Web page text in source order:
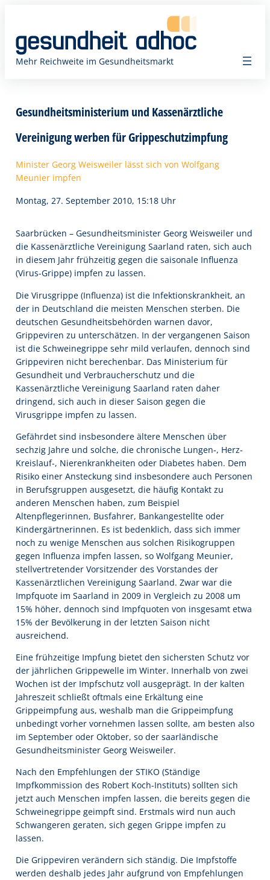
springen
Mehr Reichweite im Gesundheitsmarkt
Gesundheitsministerium und Kassenärztliche
Vereinigung werben für Grippeschutzimpfung
Minister Georg Weisweiler lässt sich von Wolfgang
Meunier impfen
Montag, 27. September 2010, 15:18 Uhr
Saarbrücken – Gesundheitsminister Georg Weisweiler und
die Kassenärztliche Vereinigung Saarland raten, sich auch
in diesem Jahr frühzeitig gegen die saisonale Influenza
(Virus-Grippe) impfen zu lassen.
Die Virusgrippe (Influenza) ist die Infektionskrankheit, an
der in Deutschland die meisten Menschen sterben. Die
deutschen Gesundheitsbehörden warnen davor,
Grippeviren zu unterschätzen. In der vergangenen Saison
ist die Schweinegrippe sehr mild verlaufen, dennoch sind
Grippeviren nicht berechenbar. Das Ministerium für
Gesundheit und Verbraucherschutz und die
Kassenärztliche Vereinigung Saarland raten daher
dringend, sich auch in dieser Saison gegen die
Virusgrippe impfen zu lassen.
Gefährdet sind insbesondere ältere Menschen über
sechzig Jahre und solche, die chronische Lungen-, Herz-
Kreislauf-, Nierenkrankheiten oder Diabetes haben. Dem
Risiko einer Ansteckung sind insbesondere auch Personen
in Berufsgruppen ausgesetzt, die häufig Kontakt zu
anderen Menschen haben, zum Beispiel
Altenpflegerinnen, Busfahrer, Bankangestellte oder
Kindergärtnerinnen. Es ist bedenklich, dass sich immer
noch zu wenige Menschen aus solchen Risikogruppen
gegen Influenza impfen lassen, so Wolfgang Meunier,
stellvertretender Vorsitzender des Vorstandes der
Kassenärztlichen Vereinigung Saarland. Zwar war die
Impfquote im Saarland in 2009 in Vergleich zu 2008 um
15% höher, dennoch sind Impfquoten von insgesamt etwa
15% der Bevölkerung in der letzten Saison nicht
ausreichend.
Eine frühzeitige Impfung bietet den sichersten Schutz vor
der jährlichen Grippewelle im Winter. Innerhalb von zwei
Wochen ist der Impfschutz voll ausgeprägt. In der kalten
Jahreszeit schließt oftmals eine Erkältung eine
Grippeimpfung aus, weshalb man die Grippeimpfung
unbedingt vorher vornehmen lassen sollte, am besten also
im September oder Oktober, so der saarländische
Gesundheitsminister Georg Weisweiler.
Nach den Empfehlungen der STIKO (Ständige
Impfkommission des Robert Koch-Instituts) sollten sich
jetzt auch Menschen impfen lassen, die bereits gegen die
Schweinegrippe geimpft sind. Erstmals wird nun auch
Schwangeren geraten, sich gegen Grippe impfen zu
lassen.
Die Grippeviren verändern sich ständig. Die Impfstoffe
werden deshalb jedes Jahr aufgrund von Empfehlungen